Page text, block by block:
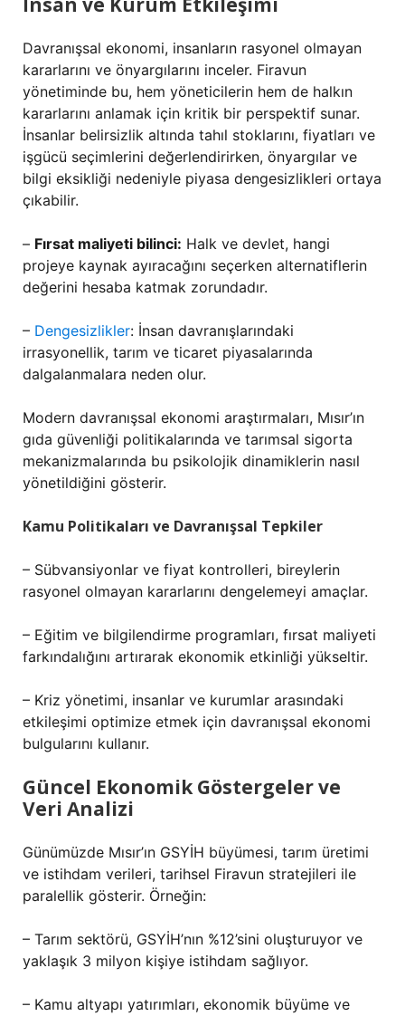
Davranışsal ekonomi, insanların rasyonel olmayan
kararlarını ve önyargılarını inceler. Firavun
yönetiminde bu, hem yöneticilerin hem de halkın
kararlarını anlamak için kritik bir perspektif sunar.
İnsanlar belirsizlik altında tahıl stoklarını, fiyatları ve
işgücü seçimlerini değerlendirirken, önyargılar ve
bilgi eksikliği nedeniyle piyasa dengesizlikleri ortaya
çıkabilir.
– Fırsat maliyeti bilinci: Halk ve devlet, hangi
projeye kaynak ayıracağını seçerken alternatiflerin
değerini hesaba katmak zorundadır.
– Dengesizlikler: İnsan davranışlarındaki
irrasyonellik, tarım ve ticaret piyasalarında
dalgalanmalara neden olur.
Modern davranışsal ekonomi araştırmaları, Mısır’ın
gıda güvenliği politikalarında ve tarımsal sigorta
mekanizmalarında bu psikolojik dinamiklerin nasıl
yönetildiğini gösterir.
Kamu Politikaları ve Davranışsal Tepkiler
– Sübvansiyonlar ve fiyat kontrolleri, bireylerin
rasyonel olmayan kararlarını dengelemeyi amaçlar.
– Eğitim ve bilgilendirme programları, fırsat maliyeti
farkındalığını artırarak ekonomik etkinliği yükseltir.
– Kriz yönetimi, insanlar ve kurumlar arasındaki
etkileşimi optimize etmek için davranışsal ekonomi
bulgularını kullanır.
Güncel Ekonomik Göstergeler ve
Veri Analizi
Günümüzde Mısır’ın GSYİH büyümesi, tarım üretimi
ve istihdam verileri, tarihsel Firavun stratejileri ile
paralellik gösterir. Örneğin:
– Tarım sektörü, GSYİH’nın %12’sini oluşturuyor ve
yaklaşık 3 milyon kişiye istihdam sağlıyor.
– Kamu altyapı yatırımları, ekonomik büyüme ve